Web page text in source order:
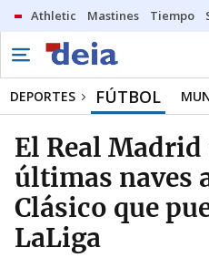
Athletic Mastines Tiempo
DEPORTES FÚTBOL
El Real Madrid
últimas naves
Clásico que
LaLiga